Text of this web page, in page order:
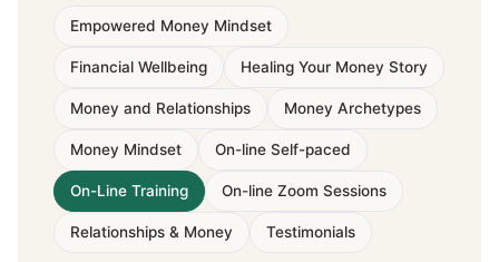
Empowered Money Mindset
Financial Wellbeing Healing Your Money Story
Money and Relationships Money Archetypes
Money Mindset On-line Self-paced
On-Line Training On-line Zoom Sessions
Relationships & Money Testimonials